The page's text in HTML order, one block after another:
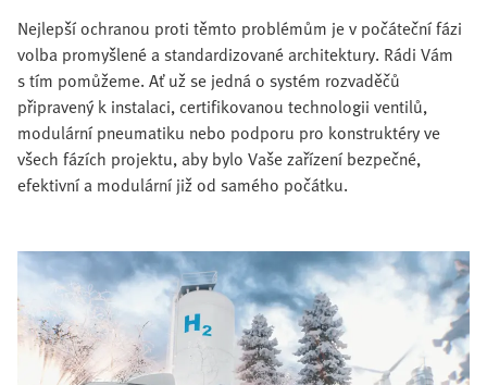
Nejlepší ochranou proti těmto problémům je v počáteční fázi
volba promyšlené a standardizované architektury. Rádi Vám
s tím pomůžeme. Ať už se jedná o systém rozvaděčů
připravený k instalaci, certifikovanou technologii ventilů,
modulární pneumatiku nebo podporu pro konstruktéry ve
všech fázích projektu, aby bylo Vaše zařízení bezpečné,
efektivní a modulární již od samého počátku.